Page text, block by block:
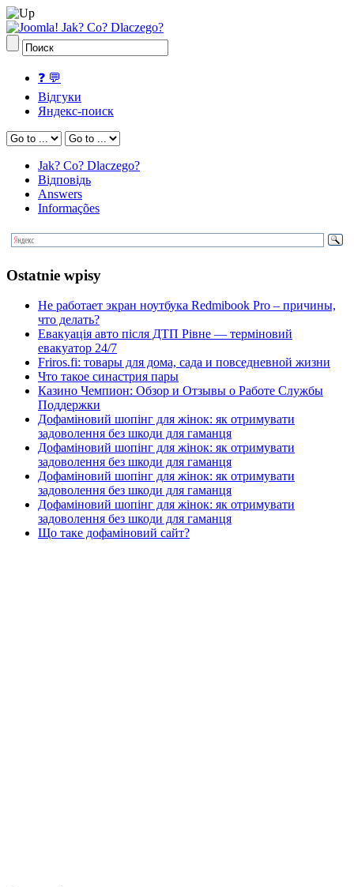
❓ 💬
Відгуки
Яндекс-поиск
Jak? Co? Dlaczego?
Відповідь
Answers
Informações
Ostatnie wpisy
Не работает экран ноутбука Redmibook Pro – причины,
что делать?
Евакуація авто після ДТП Рівне — терміновий
евакуатор 24/7
Friros.fi: товары для дома, сада и повседневной жизни
Что такое синастрия пары
Казино Чемпион: Обзор и Отзывы о Работе Службы
Поддержки
Дофаміновий шопінг для жінок: як отримувати
задоволення без шкоди для гаманця
Дофаміновий шопінг для жінок: як отримувати
задоволення без шкоди для гаманця
Дофаміновий шопінг для жінок: як отримувати
задоволення без шкоди для гаманця
Дофаміновий шопінг для жінок: як отримувати
задоволення без шкоди для гаманця
Що таке дофаміновий сайт?